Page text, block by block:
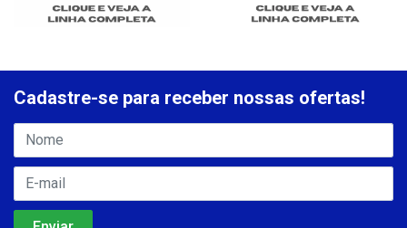
Cadastre-se para receber nossas ofertas!